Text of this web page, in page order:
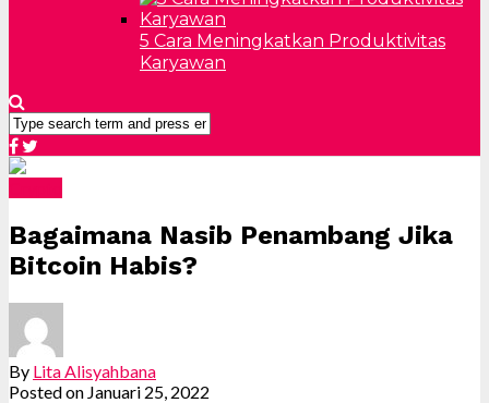
5 Cara Meningkatkan Produktivitas
Karyawan
Bagaimana Nasib Penambang Jika
Bitcoin Habis?
By Lita Alisyahbana
Posted on Januari 25, 2022